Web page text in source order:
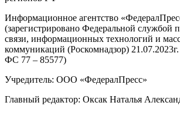
Информационное агентство
(зарегистрировано Федеральной службой
связи, информационных технологий и
коммуникаций (Роскомнадзор)
ФС 77 – 85577)
Учредитель: ООО «ФедералПресс»
Главный редактор: Оксак Наталья